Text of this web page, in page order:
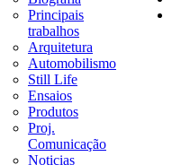
Principais
trabalhos
Arquitetura
Automobilismo
Still Life
Ensaios
Produtos
Proj.
Comunicação
Noticias